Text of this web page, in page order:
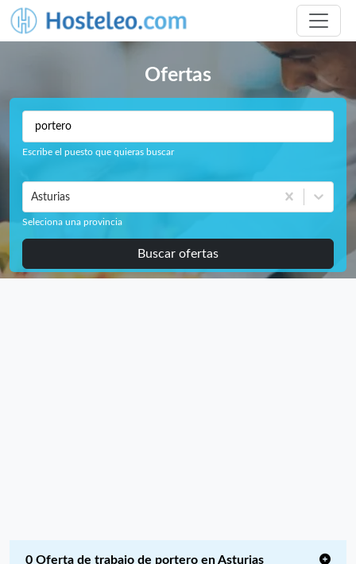
Ofertas
Escribe el puesto que quieras buscar
Asturias
Seleciona una provincia
Buscar ofertas
0 Oferta de trabajo de portero en Asturias